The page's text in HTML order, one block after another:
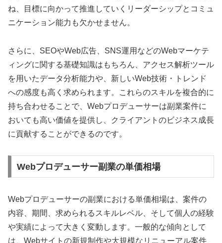
ね、目標に向かって推進していくリーダーシップとコミュ
ニケーション能力も欠かせません。
さらに、SEOやWeb広告、SNS運用などのWebマーケテ
ィングに関する基礎知識はもちろん、アクセス解析ツール
を用いたデータ分析能力や、新しいWeb技術・トレンド
への感度も高く求められます。これらのスキルを複合的に
持ち合わせることで、Webプロデューサーは副業案件に
おいても高い価値を提供し、クライアントのビジネス成長
に貢献することができるのです。
Webプロデューサー副業の単価相場
Webプロデューサーの副業における単価相場は、案件の
内容、期間、求められるスキルレベル、そして個人の経験
や実績によって大きく変動します。一般的な傾向として
は、Webサイトの新規制作や大規模なリニューアル案件